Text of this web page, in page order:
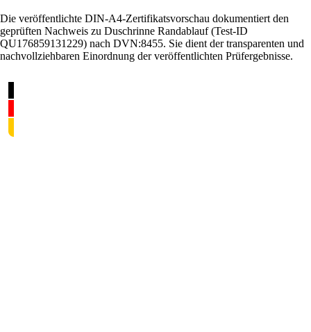
Die veröffentlichte DIN-A4-Zertifikatsvorschau dokumentiert den
geprüften Nachweis zu Duschrinne Randablauf (Test-ID
QU176859131229) nach DVN:8455. Sie dient der transparenten und
nachvollziehbaren Einordnung der veröffentlichten Prüfergebnisse.